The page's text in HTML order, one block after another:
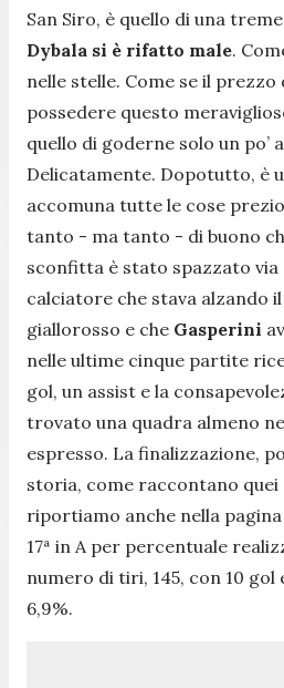
San Siro, è quello di una
Dybala si è rifatto male.
nelle stelle. Come se il
possedere questo
quello di goderne solo un po’
Delicatamente. Dopotutto, è
accomuna tutte le cose
tanto - ma tanto - di buono
sconfitta è stato spazzato via
calciatore che stava alzando
giallorosso e che Gasperini
nelle ultime cinque partite
gol, un assist e la
trovato una quadra almeno
espresso. La finalizzazione,
storia, come raccontano
riportiamo anche nella
17ª in A per percentuale
numero di tiri, 145, con 10 gol
6,9%.